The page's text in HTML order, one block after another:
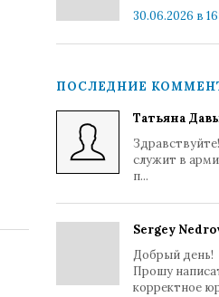
30.06.2026 в
ПОСЛЕДНИЕ
Татьяна
служит в
п...
Sergey
Добрый день!
Прошу
корректное